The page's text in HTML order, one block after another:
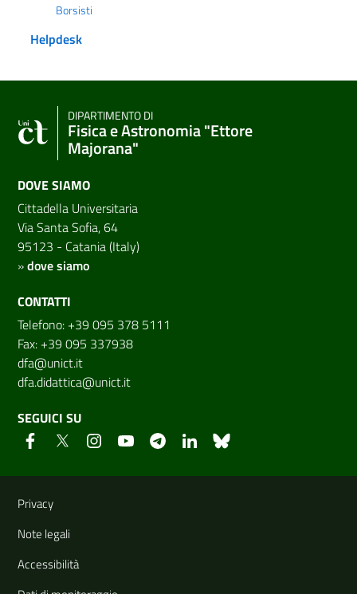
Borsisti
Helpdesk
DIPARTIMENTO DI
Fisica e Astronomia "Ettore
Majorana"
DOVE SIAMO
Cittadella Universitaria
Via Santa Sofia, 64
95123 - Catania (Italy)
»dove siamo
CONTATTI
Telefono: +39 095 378 5111
Fax: +39 095 337938
dfa@unict.it
dfa.didattica@unict.it
SEGUICI SU
Link e informazioni utili
Privacy
Note legali
Accessibilità